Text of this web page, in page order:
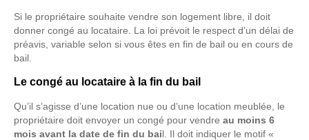
Si le propriétaire souhaite vendre son logement libre, il doit
donner congé au locataire. La loi prévoit le respect d’un délai de
préavis, variable selon si vous êtes en fin de bail ou en cours de
bail.
Le congé au locataire à la fin du bail
Qu’il s’agisse d’une location nue ou d’une location meublée, le
propriétaire doit envoyer un congé pour vendre au moins 6
mois avant la date de fin du bail. Il doit indiquer le motif «